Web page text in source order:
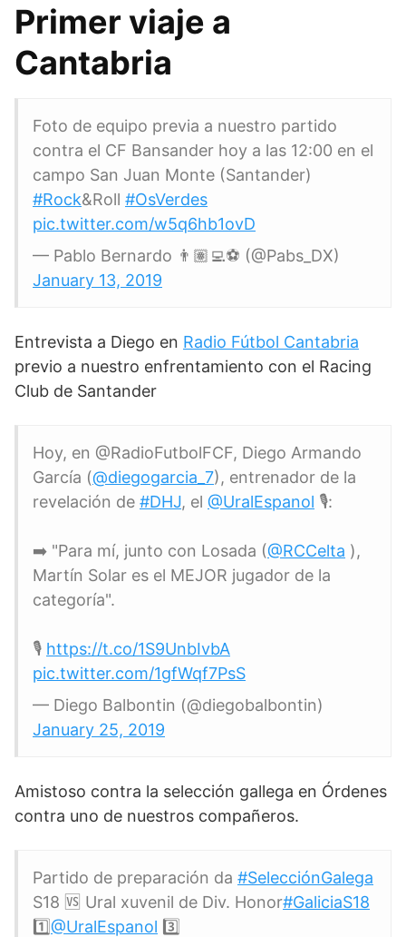
Primer viaje a
Cantabria
Foto de equipo previa a nuestro partido
contra el CF Bansander hoy a las 12:00 en el
campo San Juan Monte (Santander)
#Rock&Roll #OsVerdes
pic.twitter.com/w5q6hb1ovD
— Pablo Bernardo 👨🏽‍💻⚽️ (@Pabs_DX)
January 13, 2019
Entrevista a Diego en Radio Fútbol Cantabria
previo a nuestro enfrentamiento con el Racing
Club de Santander
Hoy, en @RadioFutbolFCF, Diego Armando
García (@diegogarcia_7), entrenador de la
revelación de #DHJ, el @UralEspanol 🎙:
➡️ "Para mí, junto con Losada (@RCCelta ),
Martín Solar es el MEJOR jugador de la
categoría".
🎙 https://t.co/1S9UnbIvbA
pic.twitter.com/1gfWqf7PsS
— Diego Balbontin (@diegobalbontin)
January 25, 2019
Amistoso contra la selección gallega en Órdenes
contra uno de nuestros compañeros.
Partido de preparación da #SelecciónGalega
S18 🆚 Ural xuvenil de Div. Honor#GaliciaS18
1️⃣@UralEspanol 3️⃣